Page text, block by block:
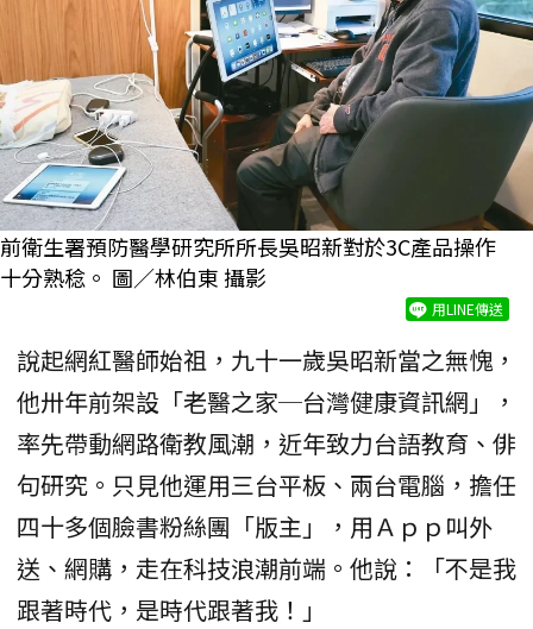
前衛生署預防醫學研究所所長吳昭新對於3C產品操作
十分熟稔。 圖／林伯東 攝影
用LINE傳送
說起網紅醫師始祖，九十一歲吳昭新當之無愧，
他卅年前架設「老醫之家─台灣健康資訊網」，
率先帶動網路衛教風潮，近年致力台語教育、俳
句研究。只見他運用三台平板、兩台電腦，擔任
四十多個臉書粉絲團「版主」，用Ａｐｐ叫外
送、網購，走在科技浪潮前端。他說：「不是我
跟著時代，是時代跟著我！」